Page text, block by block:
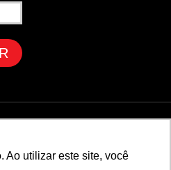
Ao utilizar este site, você